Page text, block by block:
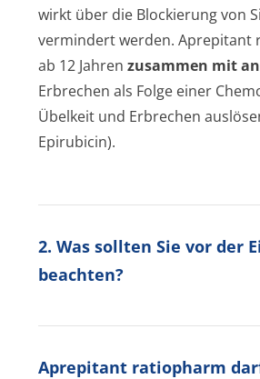
wirkt über die Blockierung von
vermindert werden. Aprepitant
ab 12 Jahren zusammen mit
Erbrechen als Folge einer
Übelkeit und Erbrechen
Epirubicin).
2. Was sollten Sie vor der
beachten?
Aprepitant ratiopharm